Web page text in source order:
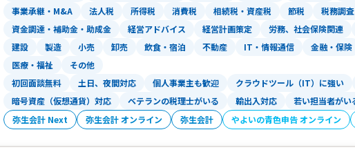
事業承継・M&A
法人税 所得税 消費税 相続税・資産税 節税 税務調査
資金調達・補助金・助成金
経営アドバイス 経営計画策定 労務、社会保険関連
建設
製造 小売 卸売 飲食・宿泊 不動産 IT・情報通信 金融・保険
医療・福祉
その他
初回面談無料
土日、夜間対応 個人事業主も歓迎 クラウドツール（IT）に強い
暗号資産（仮想通貨）対応
ベテランの税理士がいる 輸出入対応 若い担当者がい
弥生会計 Next
弥生会計 オンライン 弥生会計 やよいの青色申告 オンライン